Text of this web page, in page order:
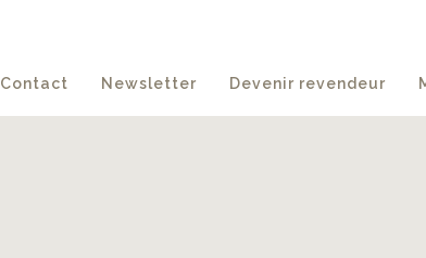
Contact Newsletter Devenir revendeur